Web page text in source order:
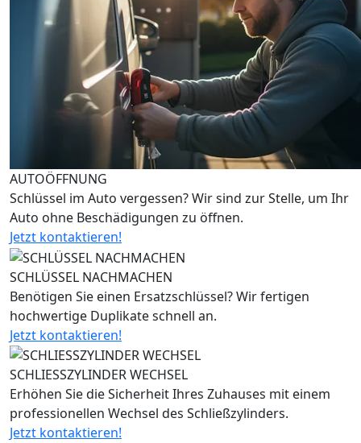
AUTOÖFFNUNG
Schlüssel im Auto vergessen? Wir sind zur Stelle, um Ihr
Auto ohne Beschädigungen zu öffnen.
Jetzt kontaktieren!
SCHLÜSSEL NACHMACHEN
Benötigen Sie einen Ersatzschlüssel? Wir fertigen
hochwertige Duplikate schnell an.
Jetzt kontaktieren!
SCHLIESSZYLINDER WECHSEL
Erhöhen Sie die Sicherheit Ihres Zuhauses mit einem
professionellen Wechsel des Schließzylinders.
Jetzt kontaktieren!